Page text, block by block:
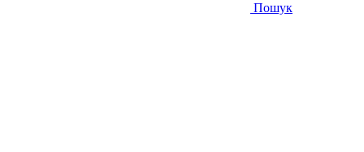
Пошук